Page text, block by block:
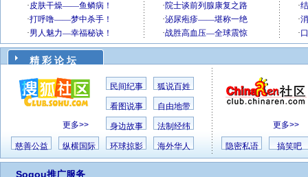
精 彩 论 坛
更多>>
民间纪事 狐说百姓
看图说事 自由地带
身边故事 法制经纬
慈善公益 纵横国际 环球掠影 海外华人
更多>>
隐密私语 搞笑吧
Sogou推广服务